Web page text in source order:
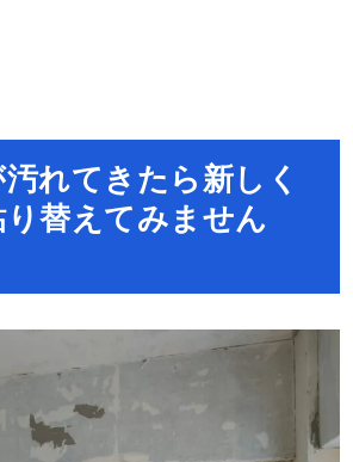
汚れてきたら新しく
替えてみません